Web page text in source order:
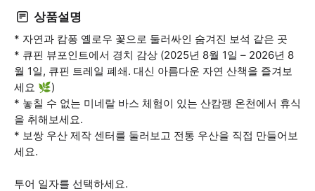
상품설명
* 자연과 캄퐁 옐로우 꽃으로 둘러싸인 숨겨진 보석 같은 곳
* 큐핀 뷰포인트에서 경치 감상 (2025년 8월 1일 – 2026년 8
월 1일, 큐핀 트레일 폐쇄. 대신 아름다운 자연 산책을 즐겨보
세요 🌿)
* 놓칠 수 없는 미네랄 바스 체험이 있는 산캄팽 온천에서 휴식
을 취해보세요.
* 보쌍 우산 제작 센터를 둘러보고 전통 우산을 직접 만들어보
세요.
투어 일자를 선택하세요.